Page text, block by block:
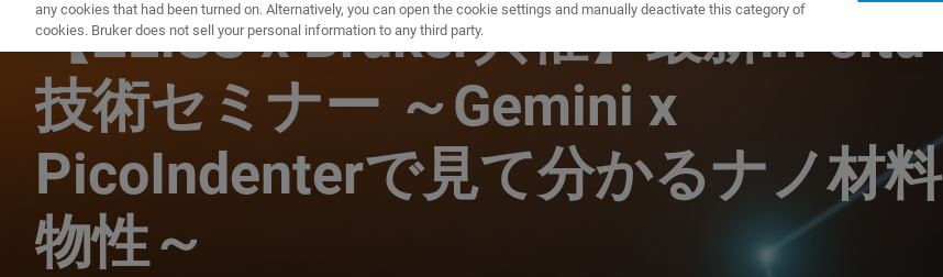
【ZEISS x Bruker共催】最新in-situ
技術セミナー ～Gemini x
PicoIndenterで見て分かるナノ材料
物性～
any cookies that had been turned on. Alternatively, you can open the cookie settings and manually deactivate this category of
cookies. Bruker does not sell your personal information to any third party.